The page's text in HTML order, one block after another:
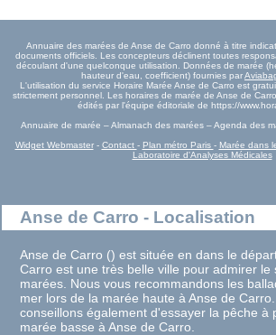
Annuaire des marées de Anse de Carro donné à titre
documents officiels. Les concepteurs déclinent toutes
découlant d'une quelconque utilisation. Données de marée
hauteur d'eau, coefficient) fournies par
L'utilisation du service Horaire Marée Anse de Carro est
strictement personnel. Les horaires de marée de Anse de
édités par l'équipe éditoriale de https://
Annuaire de marée – Almanach des marées – Agenda des
Widget Webmaster- Contact - Plan métro Paris - Marée dans
Laboratoire d'Analyses Médicales
Anse de Carro - Localisation
Anse de Carro () est située en dans le
Carro est une très belle ville pour admirer le
marées. Nous vous recommandons les
mer lors de la marée haute à Anse de
conseillons également d'essayer la pêche à
marée basse à Anse de Carro.